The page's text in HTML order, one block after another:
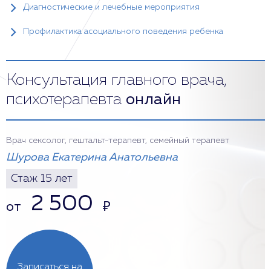
Диагностические и лечебные мероприятия
Профилактика асоциального поведения ребенка
Консультация главного врача,
психотерапевта онлайн
Врач сексолог, гештальт-терапевт, семейный терапевт
Шурова Екатерина Анатольевна
Стаж 15 лет
от 2 500 ₽